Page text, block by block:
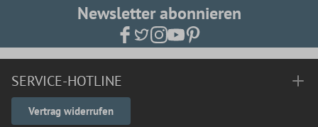
Newsletter abonnieren
SERVICE-HOTLINE
Vertrag widerrufen